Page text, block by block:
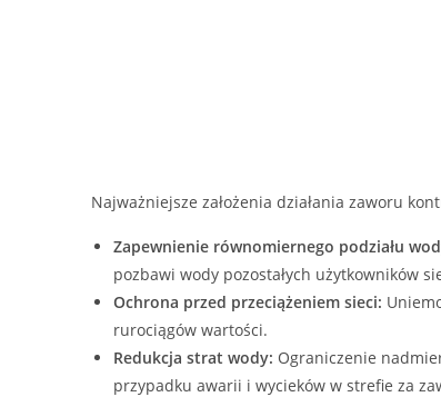
Najważniejsze założenia działania zaworu
Zapewnienie równomiernego podziału
pozbawi wody pozostałych użytkowników
Ochrona przed przeciążeniem sieci:
rurociągów wartości.
Redukcja strat wody: Ograniczenie
przypadku awarii i wycieków w strefie za